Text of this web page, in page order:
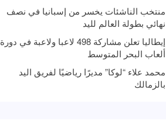
منتخب الناشئات يخسر من إسبانيا في نصف
نهائي بطولة العالم لليد
إيطاليا تعلن مشاركة 498 لاعبا ولاعبة في دورة
ألعاب البحر المتوسط
محمد علاء “لوكا” مديرًا رياضيًا لفريق اليد
بالزمالك